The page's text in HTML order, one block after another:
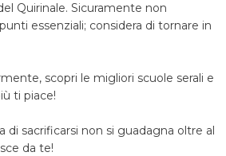
Quirinale. Sicuramente non
essenziali; considera di tornare in
scopri le migliori scuole serali e
ti piace!
di sacrificarsi non si guadagna oltre al
da te!